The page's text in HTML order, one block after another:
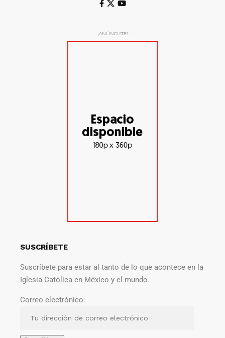
- ¡ANÚNCIATE! -
SUSCRÍBETE
Suscríbete para estar al tanto de lo que acontece en la
Iglesia Católica en México y el mundo.
Correo electrónico: